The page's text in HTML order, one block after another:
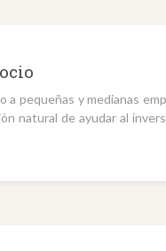
pequeñas y medianas
natural de ayudar al